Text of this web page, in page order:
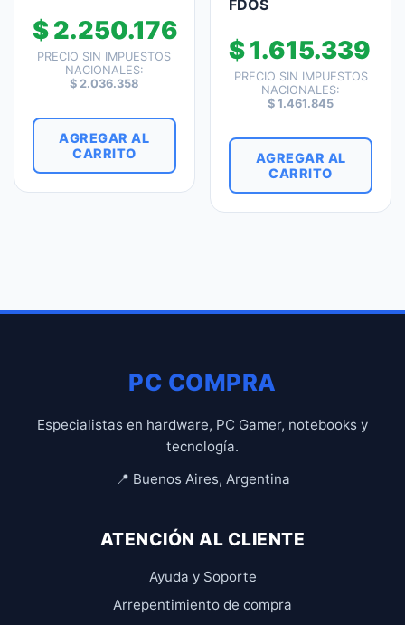
$2.250.176
PRECIO SIN IMPUESTOS
NACIONALES:
$ 2.036.358
AGREGAR AL
CARRITO
FDOS
$1.615.339
PRECIO SIN IMPUESTOS
NACIONALES:
$ 1.461.845
AGREGAR AL
CARRITO
PC COMPRA
Especialistas en hardware, PC Gamer, notebooks y
tecnología.
📍 Buenos Aires, Argentina
ATENCIÓN AL CLIENTE
Ayuda y Soporte
Arrepentimiento de compra